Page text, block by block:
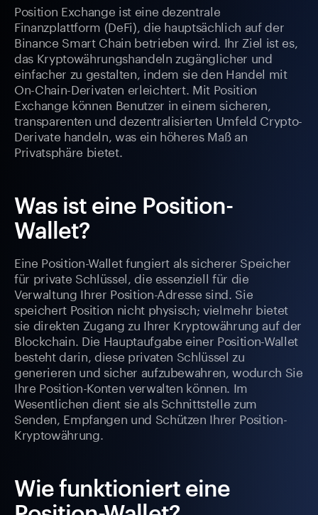
Position Exchange ist eine dezentrale
Finanzplattform (DeFi), die hauptsächlich auf der
Binance Smart Chain betrieben wird. Ihr Ziel ist es,
das Kryptowährungshandeln zugänglicher und
einfacher zu gestalten, indem sie den Handel mit
On-Chain-Derivaten erleichtert. Mit Position
Exchange können Benutzer in einem sicheren,
transparenten und dezentralisierten Umfeld Crypto-
Derivate handeln, was ein höheres Maß an
Privatsphäre bietet.
Was ist eine Position-
Wallet?
Eine Position-Wallet fungiert als sicherer Speicher
für private Schlüssel, die essenziell für die
Verwaltung Ihrer Position-Adresse sind. Sie
speichert Position nicht physisch; vielmehr bietet
sie direkten Zugang zu Ihrer Kryptowährung auf der
Blockchain. Die Hauptaufgabe einer Position-Wallet
besteht darin, diese privaten Schlüssel zu
generieren und sicher aufzubewahren, wodurch Sie
Ihre Position-Konten verwalten können. Im
Wesentlichen dient sie als Schnittstelle zum
Senden, Empfangen und Schützen Ihrer Position-
Kryptowährung.
Wie funktioniert eine